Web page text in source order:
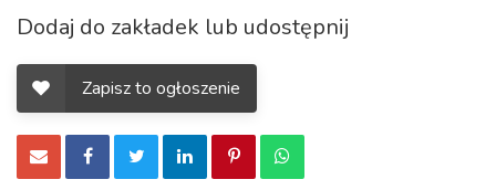
Dodaj do zakładek lub udostępnij
Zapisz to ogłoszenie